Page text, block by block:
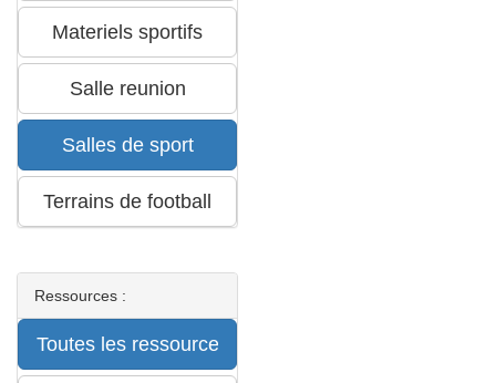
Ressources :